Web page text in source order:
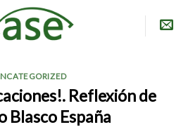
Reflexión de
Blasco España